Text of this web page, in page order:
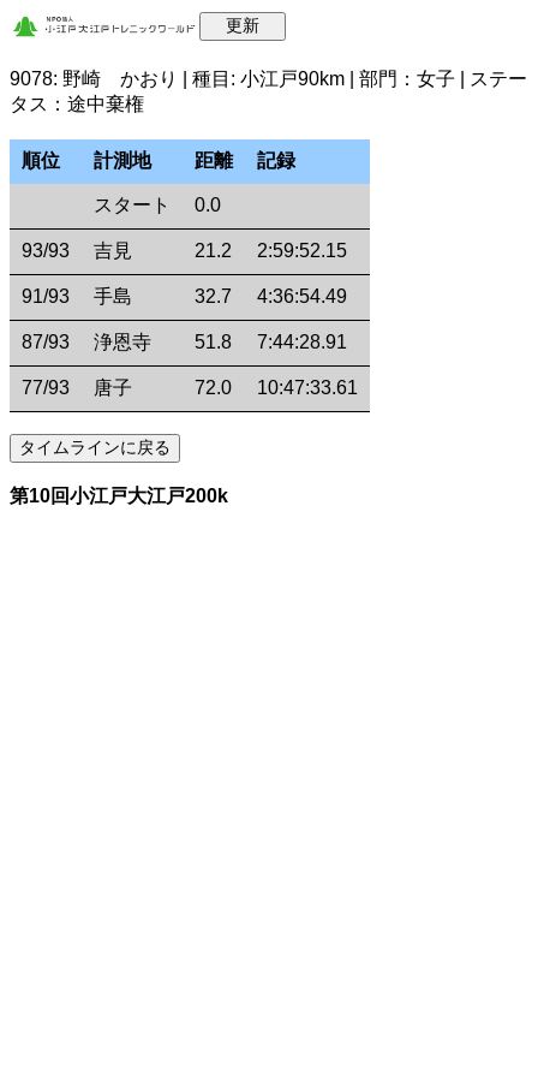
9078: 野崎 かおり | 種目: 小江戸90km | 部門：女子 | ステー
タス：途中棄権
順位 計測地 距離 記録
スタート 0.0
93/93 吉見 21.2 2:59:52.15
91/93 手島 32.7 4:36:54.49
87/93 浄恩寺 51.8 7:44:28.91
77/93 唐子 72.0 10:47:33.61
第10回小江戸大江戸200k